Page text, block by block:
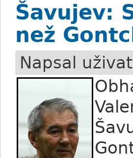
Šavujev:
než
Napsal